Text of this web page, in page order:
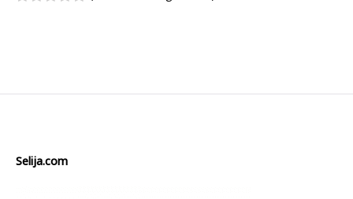
Selija.com